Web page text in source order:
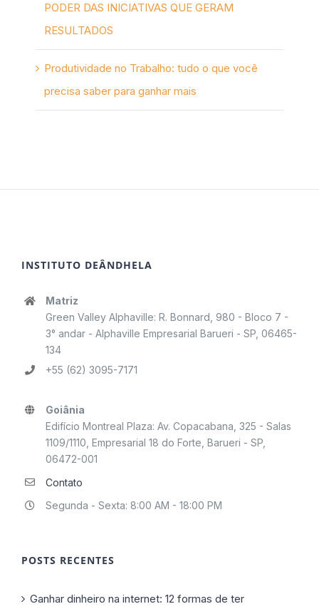
PODER DAS INICIATIVAS QUE GERAM
RESULTADOS
Produtividade no Trabalho: tudo o que você
precisa saber para ganhar mais
INSTITUTO DEÂNDHELA
Matriz
Green Valley Alphaville: R. Bonnard, 980 - Bloco 7 -
3° andar - Alphaville Empresarial Barueri - SP, 06465-
134
+55 (62) 3095-7171
Goiânia
Edifício Montreal Plaza: Av. Copacabana, 325 - Salas
1109/1110, Empresarial 18 do Forte, Barueri - SP,
06472-001
Contato
Segunda - Sexta: 8:00 AM - 18:00 PM
POSTS RECENTES
Ganhar dinheiro na internet: 12 formas de ter